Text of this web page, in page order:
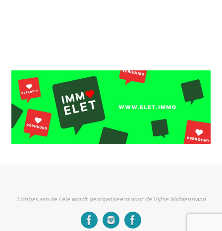
Lichtjes aan de Leie wordt georganiseerd door de Vijfse Middenstand